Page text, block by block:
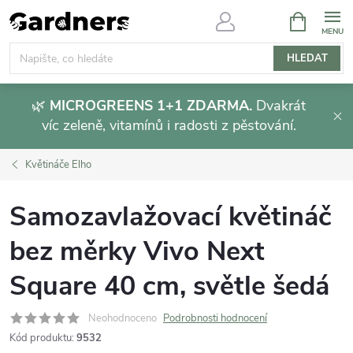
Přejít
na
obsah
HLEDAT
NÁKUPNÍ
KOŠÍK
🌿 MICROGREENS 1+1 ZDARMA. Dvakrát
víc zeleně, vitamínů i radosti z pěstování.
Květináče Elho
Samozavlažovací květináč
bez měrky Vivo Next
Square 40 cm, světle šedá
Neohodnoceno Podrobnosti hodnocení
Kód produktu: 9532